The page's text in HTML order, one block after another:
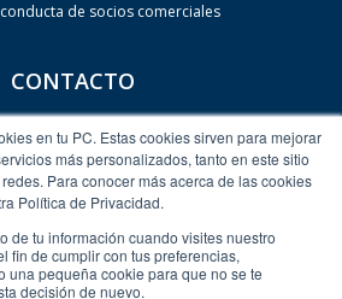
en tu PC. Estas cookies sirven para mejorar
más personalizados, tanto en este sitio
Para conocer más acerca de las cookies
Política de Privacidad.
de tu información cuando visites nuestro
fin de cumplir con tus preferencias,
una pequeña cookie para que no se te
decisión de nuevo.
de socios comerciales
CONTACTO
Contacto
Virtual Pearson